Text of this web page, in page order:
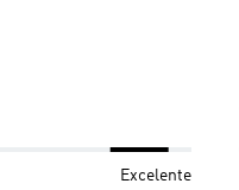
Excelente